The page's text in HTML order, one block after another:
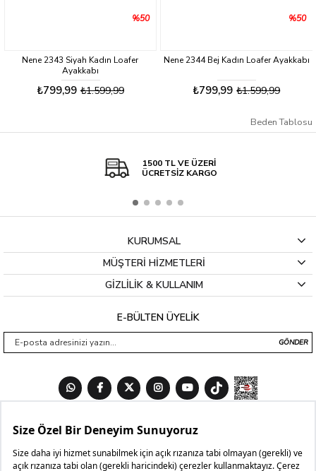
Nene 2343 Siyah Kadın Loafer
Ayakkabı
₺799,99 ₺1.599,99
%50
Nene 2344 Bej Kadın Loafer Ayakkabı
₺799,99 ₺1.599,99
%50
Beden Tablosu
1500 TL VE ÜZERİ
ÜCRETSİZ KARGO
KURUMSAL
MÜŞTERİ HİZMETLERİ
GİZLİLİK & KULLANIM
E-BÜLTEN ÜYELİK
GÖNDER